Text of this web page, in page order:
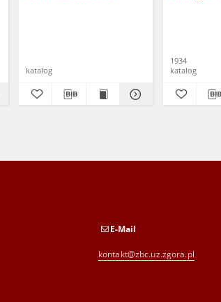
katalog
1934
katalog
E-Mail
kontakt@zbc.uz.zgora.pl